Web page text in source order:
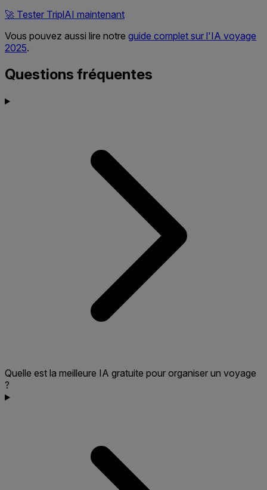
🚀 Tester TriplAI maintenant
Vous pouvez aussi lire notre guide complet sur l'IA voyage
2025.
Questions fréquentes
Quelle est la meilleure IA gratuite pour organiser un voyage
?